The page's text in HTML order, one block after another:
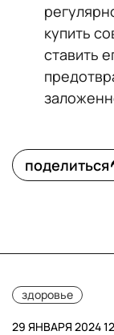
купить
ставить
поделиться
здоровье
29 ЯНВАРЯ 2024